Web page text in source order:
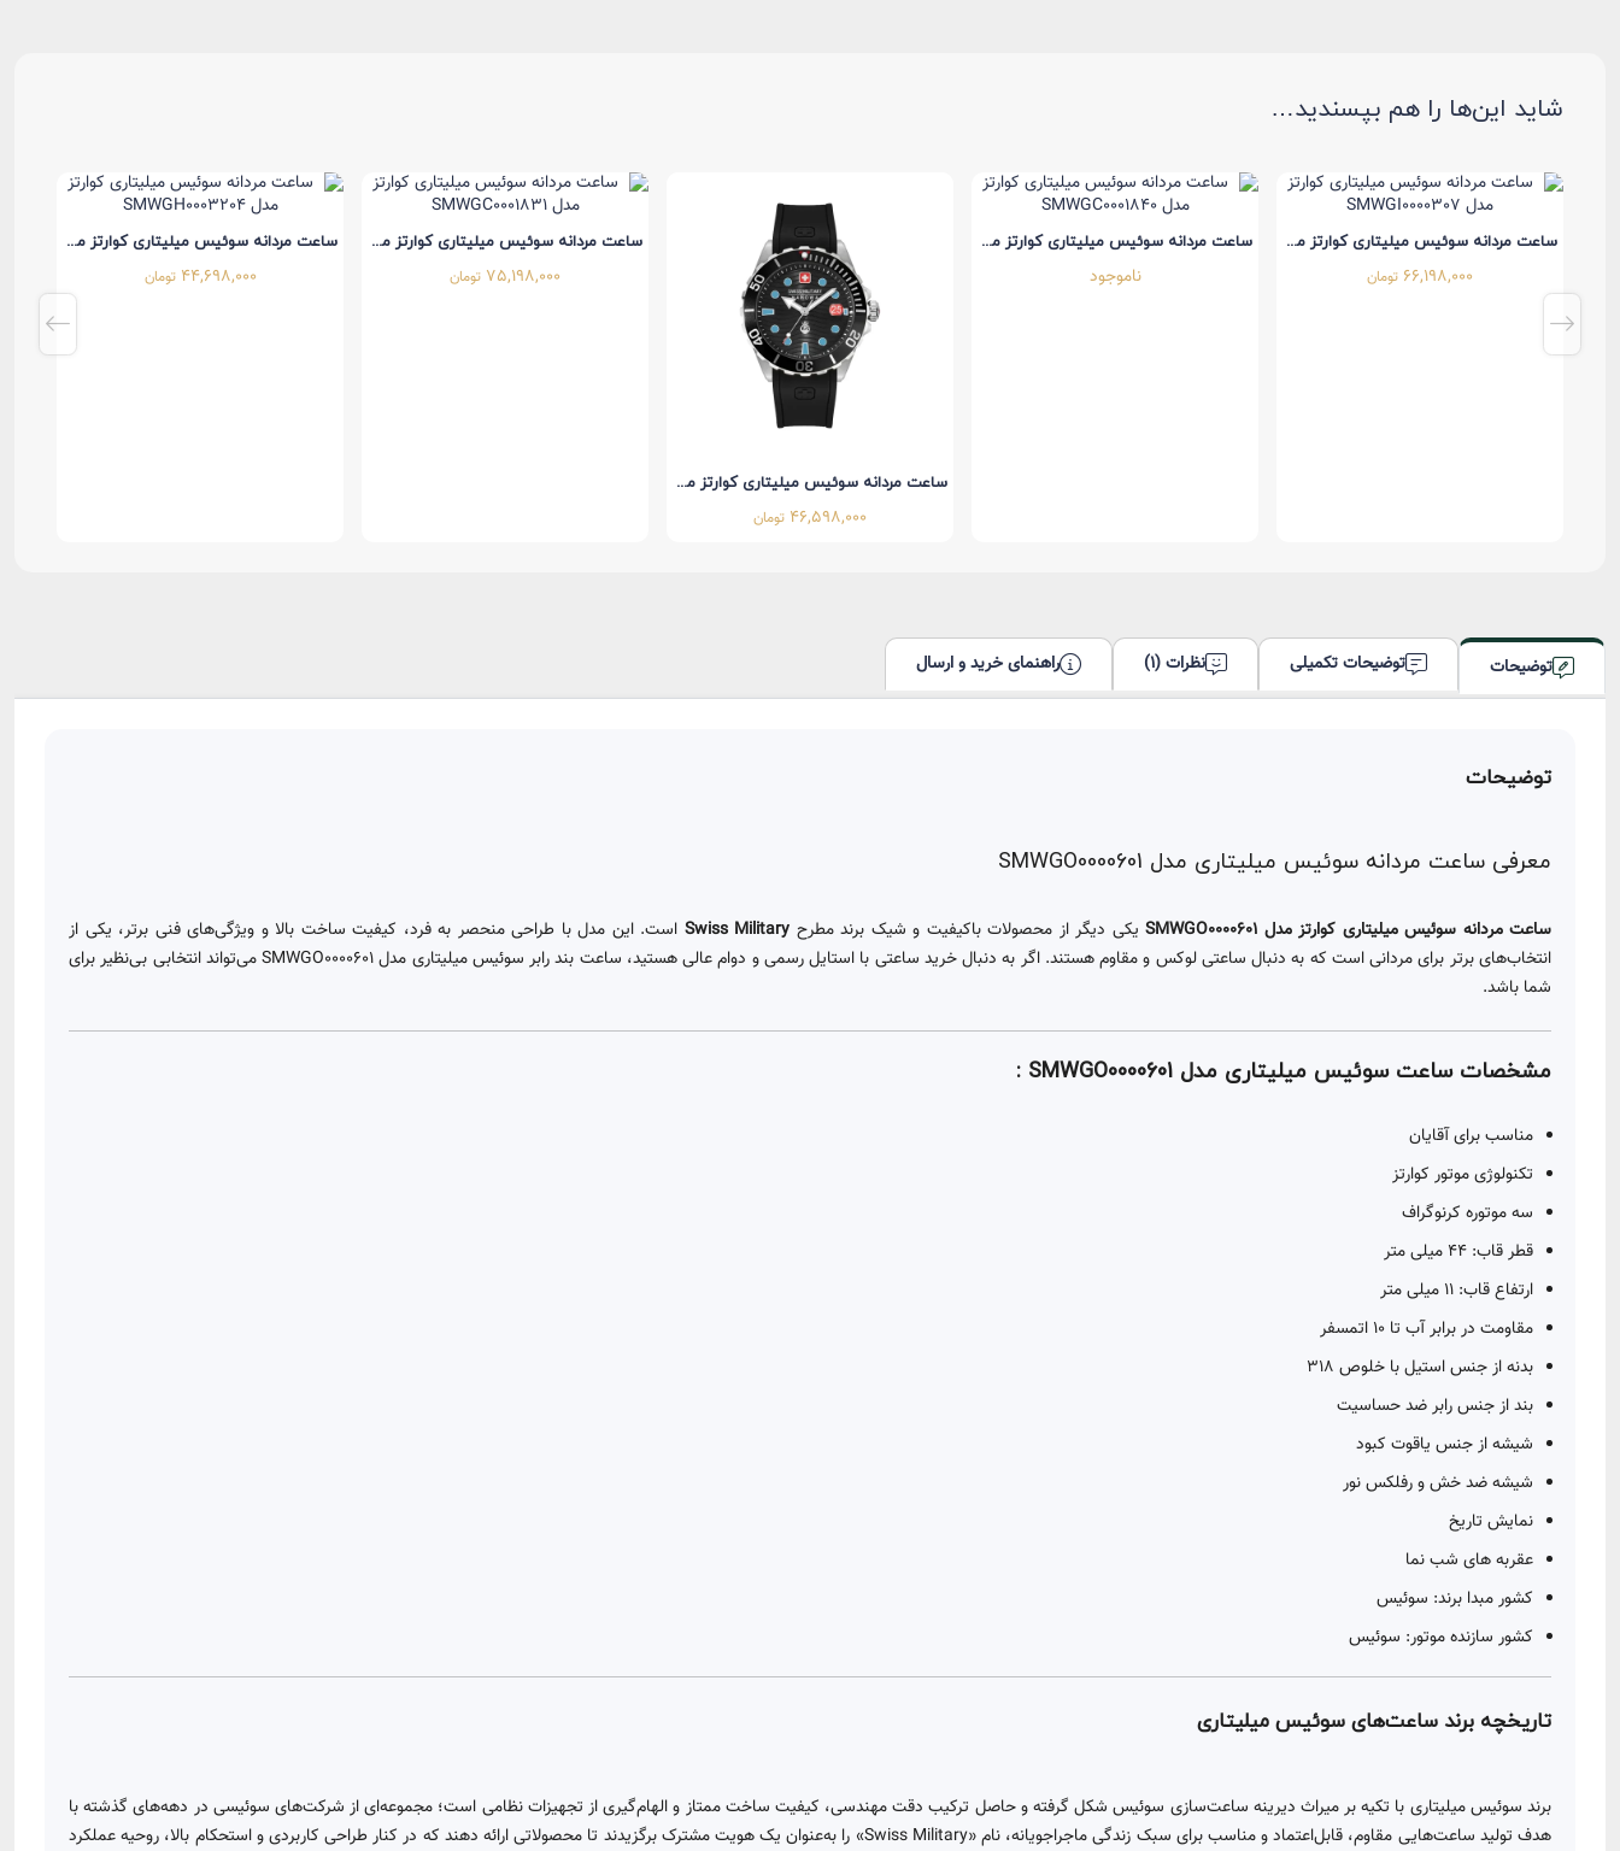
شاید این‌ها را هم بپسندید…
ساعت مردانه سوئیس میلیتاری کوارتز مدل SMWGI0000307
66,198,000 تومان
ساعت مردانه سوئیس میلیتاری کوارتز مدل SMWGC0001840
ناموجود
ساعت مردانه سوئیس میلیتاری کوارتز مدل SMWGN2200303
46,598,000 تومان
ساعت مردانه سوئیس میلیتاری کوارتز مدل SMWGC0001831
75,198,000 تومان
ساعت مردانه سوئیس میلیتاری کوارتز مدل SMWGH0003204
44,698,000 تومان
توضیحات توضیحات تکمیلی نظرات (1) راهنمای خرید و ارسال
توضیحات
معرفی ساعت مردانه سوئیس میلیتاری مدل SMWGO0000601
ساعت مردانه سوئیس میلیتاری کوارتز مدل SMWGO0000601 یکی دیگر از محصولات باکیفیت و شیک برند مطرح Swiss Military است. این مدل با طراحی منحصر به فرد، کیفیت ساخت بالا و ویژگی‌های فنی برتر، یکی از
انتخاب‌های برتر برای مردانی است که به دنبال ساعتی لوکس و مقاوم هستند. اگر به دنبال خرید ساعتی با استایل رسمی و دوام عالی هستید، ساعت بند رابر سوئیس میلیتاری مدل SMWGO0000601 می‌تواند انتخابی بی‌نظیر برای
شما باشد.
مشخصات ساعت سوئیس میلیتاری مدل SMWGO0000601 :
مناسب برای آقایان
تکنولوژی موتور کوارتز
سه موتوره کرنوگراف
قطر قاب: 44 میلی متر
ارتفاع قاب: 11 میلی متر
مقاومت در برابر آب تا 10 اتمسفر
بدنه از جنس استیل با خلوص 318
بند از جنس رابر ضد حساسیت
شیشه از جنس یاقوت کبود
شیشه ضد خش و رفلکس نور
نمایش تاریخ
عقربه های شب نما
کشور مبدا برند: سوئیس
کشور سازنده موتور: سوئیس
تاریخچه برند ساعت‌های سوئیس میلیتاری
برند سوئیس میلیتاری با تکیه بر میراث دیرینه ساعت‌سازی سوئیس شکل گرفته و حاصل ترکیب دقت مهندسی، کیفیت ساخت ممتاز و الهام‌گیری از تجهیزات نظامی است؛ مجموعه‌ای از شرکت‌های سوئیسی در دهه‌های گذشته با
هدف تولید ساعت‌هایی مقاوم، قابل‌اعتماد و مناسب برای سبک زندگی ماجراجویانه، نام «Swiss Military» را به‌عنوان یک هویت مشترک برگزیدند تا محصولاتی ارائه دهند که در کنار طراحی کاربردی و استحکام بالا، روحیه عملکرد